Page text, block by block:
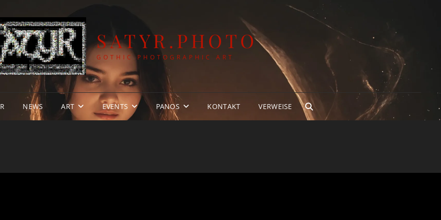
SATYR.PHOTO
GOTHIC PHOTOGRAPHIC ART
NEWS ART EVENTS PANOS KONTAKT VERWEISE
SEARCH